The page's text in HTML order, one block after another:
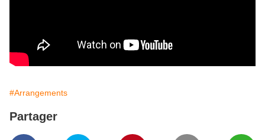
#Arrangements
Partager